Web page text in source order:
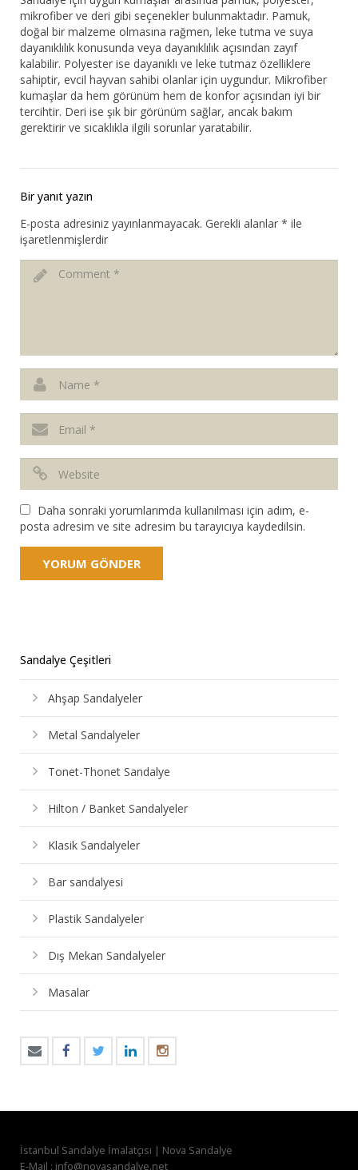
mikrofiber ve deri gibi seçenekler bulunmaktadır. Pamuk,
doğal bir malzeme olmasına rağmen, leke tutma ve suya
dayanıklılık konusunda veya dayanıklılık açısından zayıf
kalabilir. Polyester ise dayanıklı ve leke tutmaz özelliklere
sahiptir, evcil hayvan sahibi olanlar için uygundur. Mikrofiber
kumaşlar da hem görünüm hem de konfor açısından iyi bir
tercihtir. Deri ise şık bir görünüm sağlar, ancak bakım
gerektirir ve sıcaklıkla ilgili sorunlar yaratabilir.
Bir yanıt yazın
E-posta adresiniz yayınlanmayacak. Gerekli alanlar * ile
işaretlenmişlerdir
Daha sonraki yorumlarımda kullanılması için adım, e-
posta adresim ve site adresim bu tarayıcıya kaydedilsin.
Sandalye Çeşitleri
Ahşap Sandalyeler
Metal Sandalyeler
Tonet-Thonet Sandalye
Hilton / Banket Sandalyeler
Klasik Sandalyeler
Bar sandalyesi
Plastik Sandalyeler
Dış Mekan Sandalyeler
Masalar
İstanbul Sandalye İmalatçısı | Nova Sandalye
E-Mail : info@novasandalye.net